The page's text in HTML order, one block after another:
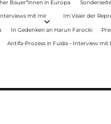
Bauer*innen in Europa
mit mir Im Visier der
In Gedenken an Harun Farocki
Antifa-Prozess in Fulda – Interview mit